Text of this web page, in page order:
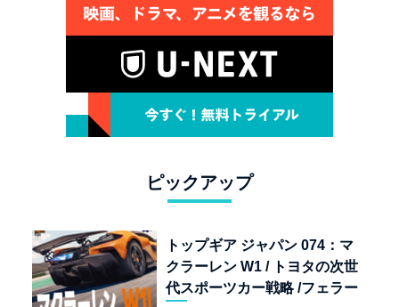
ピックアップ
トップギア ジャパン 074：マ
クラーレン W1 / トヨタの次世
代スポーツカー戦略 /フェラー